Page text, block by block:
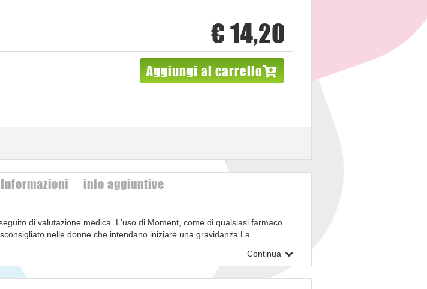
€ 14,20
Aggiungi al carrello
info aggiuntive
di valutazione medica. L'uso di Moment, come di qualsiasi farmaco
nelle donne che intendano iniziare una gravidanza.La
bassa dose efficace per la piu' breve durata possibile di trattamento che
gastrointestinali e cardiovascolari). Anziani: i pazienti anziani hanno un
Continua